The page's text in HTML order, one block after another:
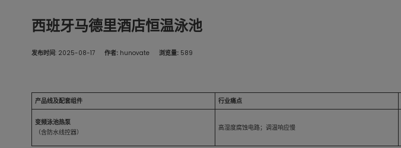
西班牙马德里酒店恒温泳池
发布时间: 2025-08-17作者: hunovate浏览量: 589
产品线及配套组件 行业痛点
变频泳池热泵
（含防水线控器）
高湿度腐蚀电路；调温响应慢